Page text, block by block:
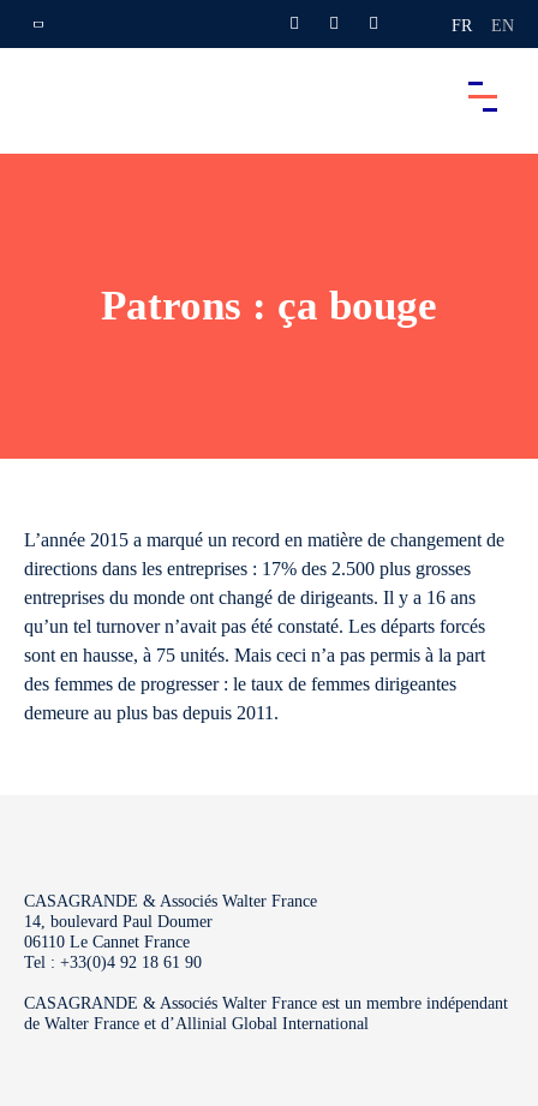
FR EN
Patrons : ça bouge
L’année 2015 a marqué un record en matière de changement de
directions dans les entreprises : 17% des 2.500 plus grosses
entreprises du monde ont changé de dirigeants. Il y a 16 ans
qu’un tel turnover n’avait pas été constaté. Les départs forcés
sont en hausse, à 75 unités. Mais ceci n’a pas permis à la part
des femmes de progresser : le taux de femmes dirigeantes
demeure au plus bas depuis 2011.
CASAGRANDE & Associés Walter France
14, boulevard Paul Doumer
06110 Le Cannet France
Tel : +33(0)4 92 18 61 90
CASAGRANDE & Associés Walter France est un membre indépendant
de Walter France et d’Allinial Global International